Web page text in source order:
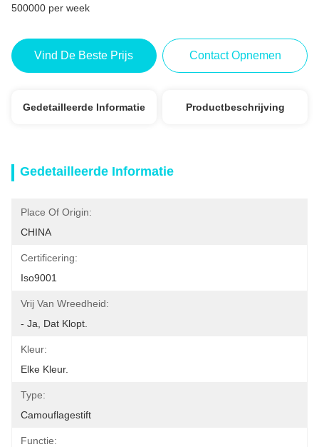
500000 per week
Vind De Beste Prijs Contact Opnemen
Gedetailleerde Informatie Productbeschrijving
Gedetailleerde Informatie
Place Of Origin:
CHINA
Certificering:
Iso9001
Vrij Van Wreedheid:
- Ja, Dat Klopt.
Kleur:
Elke Kleur.
Type:
Camouflagestift
Functie: